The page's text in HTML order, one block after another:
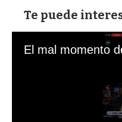
Te puede